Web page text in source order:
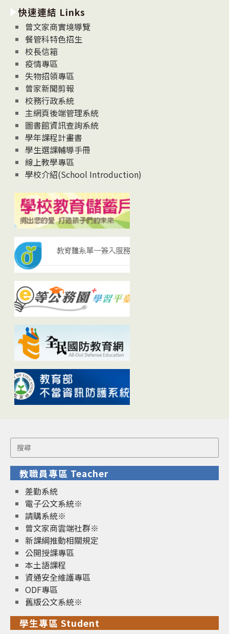
消
息
News
快速連結 Links
曾文家商實境導覽
餐管科特色招生
校長信箱
疫情專區
失物招領專區
曾家新聞剪報
校務行政系統
主網頁後端管理系統
圖書館資訊查詢系統
學年課程計畫書
學生選課輔導手冊
線上教學專區
學校介紹(School Introduction)
Search
for:
教職員專區 Teacher
差勤系統
電子公文系統※
請購系統※
曾文家商雲端社群※
新課綱推動相關規定
公開授課專區
本土語課程
資通安全維護專區
ODF專區
舊版公文系統※
學生專區 Student